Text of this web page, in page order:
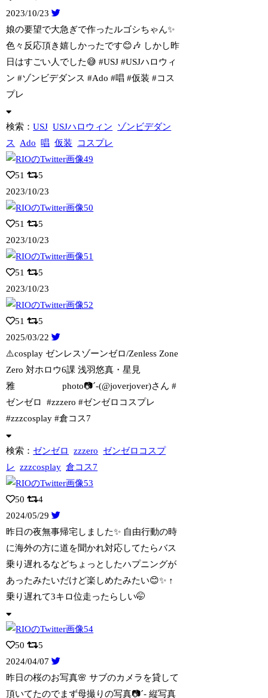
2023/10/23
娘の要望で大急ぎで作ったルゴシちゃん✨
色々反応頂き嬉しかったです😊🎶 しかし昨
日はすごい人でした😅 #USJ #USJハロウィ
ン #ゾンビデダンス #Ado #唱 #仮装 #コス
プレ
検索：USJ USJハロウィン
ゾンビデダン
ス
Ado 唱 仮装 コスプレ
51
5
2023/10/23
51
5
2023/10/23
51
5
2023/10/23
51
5
2025/03/22
⚠️cosplay ゼンレスゾーンゼロ/Zenless Zone
Zero 対ホロウ6課 浅羽悠真・星見
雅 photo📷´-(@joverjover)さん #
ゼンゼロ #zzzero #ゼンゼロコスプレ
#zzzcosplay #倉コス7
検索： ゼンゼロ zzzero
ゼンゼロコスプ
レ zzzcosplay 倉コス7
50
4
2024/05/29
昨日の夜無事帰宅しました✨ 自由行動の時
に海外の方に道を聞かれ対応してたらバス
乗り遅れるなどちょっとしたハプニングが
あったみたいだけど楽しめたみたい😊✨ ↑
乗り遅れて3キロ位走ったらしい🤭
50
5
2024/04/07
昨日の桜のお写真🌸 サブのカメラを貸して
頂いてたのでまず母撮りの写真📷´- 縦写真